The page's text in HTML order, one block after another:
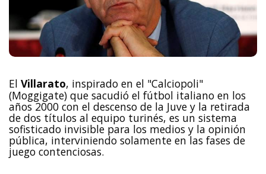
El Villarato, inspirado en el "Calciopoli"
(Moggigate) que sacudió el fútbol italiano en los
años 2000 con el descenso de la Juve y la retirada
de dos títulos al equipo turinés, es un sistema
sofisticado invisible para los medios y la opinión
pública, interviniendo solamente en las fases de
juego contenciosas.